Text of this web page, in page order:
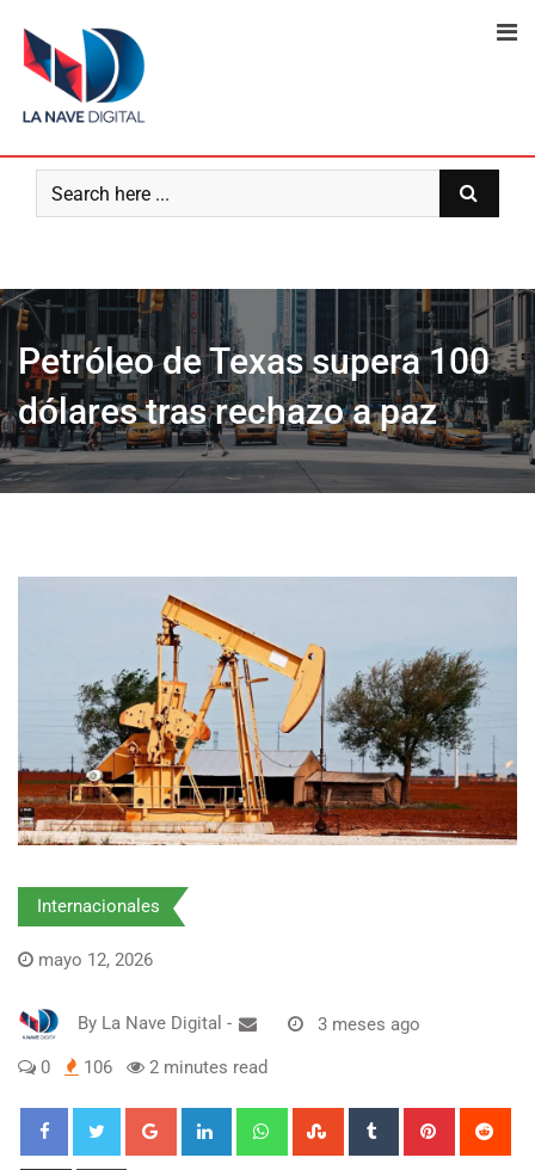
content
Petróleo de Texas supera 100
dólares tras rechazo a paz
Internacionales
mayo 12, 2026
By La Nave Digital - 3 meses ago
0 106 2 minutes read
Google+ LinkedIn WhatsappStumbleUpon
Tumblr Pinterest